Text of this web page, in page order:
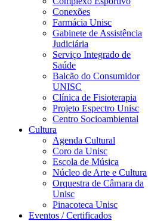
Conexões
Farmácia Unisc
Gabinete de Assistência
Judiciária
Serviço Integrado de
Saúde
Balcão do Consumidor
UNISC
Clínica de Fisioterapia
Projeto Espectro Unisc
Centro Socioambiental
Cultura
Agenda Cultural
Coro da Unisc
Escola de Música
Núcleo de Arte e Cultura
Orquestra de Câmara da
Unisc
Pinacoteca Unisc
Eventos / Certificados